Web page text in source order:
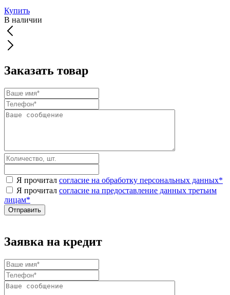
Купить
В наличии
Заказать товар
Я прочитал согласие на обработку персональных данных*
Я прочитал согласие на предоставление данных третьим
лицам*
Заявка на кредит